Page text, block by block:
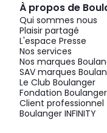
À propos de
Qui sommes nous
Plaisir partagé
L'espace Presse
Nos services
Nos marques
SAV marques
Le Club Boulanger
Fondation Boulanger
Client professionnel
Boulanger INFINITY